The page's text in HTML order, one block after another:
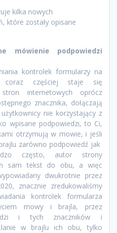
kilka nowych
które zostały opisane
mówienie podpowiedzi
kontrolek formularzy na
coraz częściej staje się
internetowych oprócz
znacznika, dołączają
nie korzystający z
wpisane podpowiedzi, to Ci,
otrzymują w mowie, i jeśli
zarówno podpowiedź jak
często, autor strony
sam tekst do obu, a więc
dwukrotnie przez
znacznie zredukowaliśmy
kontrolek formularza
mowy i brajla, przez
i tych znaczników i
w brajlu ich obu, tylko